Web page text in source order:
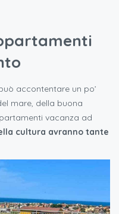
accontentare un po’
mare, della buona
vacanza ad
cultura avranno tante